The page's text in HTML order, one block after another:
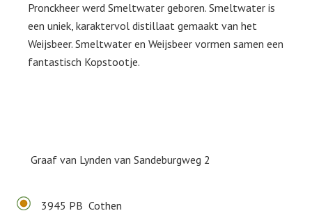
Pronckheer werd Smeltwater geboren. Smeltwater is
een uniek, karaktervol distillaat gemaakt van het
Weijsbeer. Smeltwater en Weijsbeer vormen samen een
fantastisch Kopstootje.
Graaf van Lynden van Sandeburgweg 2
3945 PB Cothen